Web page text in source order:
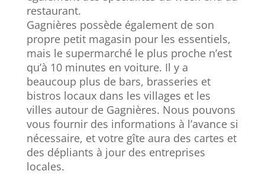
restaurant.
Gagnières possède également de son
propre petit magasin pour les essentiels,
mais le supermarché le plus proche n’est
qu’à 10 minutes en voiture. Il y a
beaucoup plus de bars, brasseries et
bistros locaux dans les villages et les
villes autour de Gagnières. Nous pouvons
vous fournir des informations à l’avance si
nécessaire, et votre gîte aura des cartes et
des dépliants à jour des entreprises
locales.